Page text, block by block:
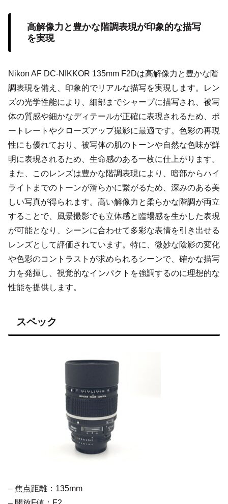
高解像力と豊かな階調表現が印象的な描写
を実現
Nikon AF DC-NIKKOR 135mm F2Dは高解像力と豊かな階
調表現を備え、印象的でリアルな描写を実現します。レン
ズの光学性能により、細部までシャープに描写され、被写
体の質感や細かなディテールが正確に表現されるため、ポ
ートレートやクローズアップ撮影に最適です。色彩の再現
性にも優れており、被写体の肌のトーンや自然な色味が鮮
明に表現されるため、生命感のある一枚に仕上がります。
また、このレンズは豊かな階調表現により、暗部からハイ
ライトまでのトーンが滑らかに繋がるため、深みのある美
しい写真が得られます。高い解像力と柔らかな階調が両立
することで、風景撮影でも立体感と臨場感を生かした表現
が可能となり、シーンに合わせて多彩な表情を引き出せる
レンズとして評価されています。特に、微妙な陰影の変化
や色彩のコントラストが求められるシーンで、確かな描写
力を発揮し、視覚的なインパクトを強調するのに理想的な
性能を提供します。
スペック
– 焦点距離：135mm